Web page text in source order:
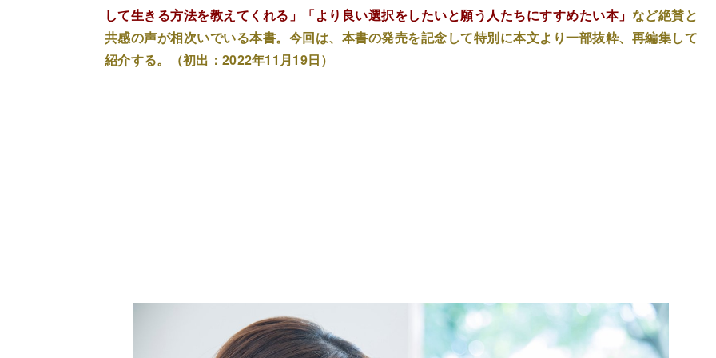
して生きる方法を教えてくれる」「より良い選択をしたいと願う人たちにすすめたい本」 など絶賛と
共感の声が相次いでいる本書。今回は、本書の発売を記念して特別に本文より一部抜粋、再編集して
紹介する。（初出：2022年11月19日）